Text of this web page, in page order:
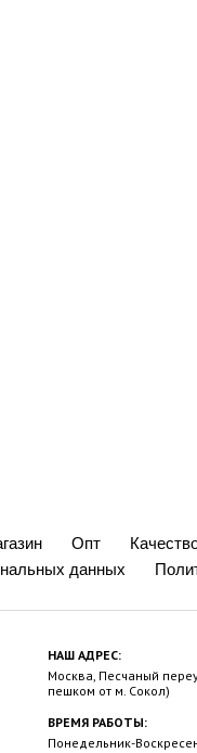
Опт
данных
НАШ АДРЕС:
Москва, Песчаный
пешком от м. Сокол)
ВРЕМЯ РАБОТЫ:
Понедельник-